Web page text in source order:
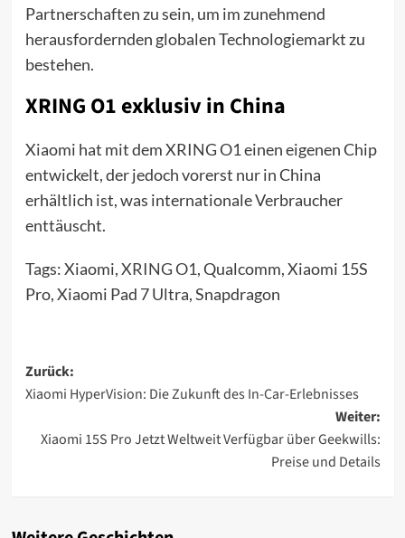
Partnerschaften zu sein, um im zunehmend
herausfordernden globalen Technologiemarkt zu
bestehen.
XRING O1 exklusiv in China
Xiaomi hat mit dem XRING O1 einen eigenen Chip
entwickelt, der jedoch vorerst nur in China
erhältlich ist, was internationale Verbraucher
enttäuscht.
Tags: Xiaomi,XRING O1, Qualcomm, Xiaomi 15S
Pro, Xiaomi Pad 7 Ultra, Snapdragon
Beitragsnavigation
Zurück:
Xiaomi HyperVision: Die Zukunft des In-Car-Erlebnisses
Weiter:
Xiaomi 15S Pro Jetzt Weltweit Verfügbar über Geekwills:
Preise und Details